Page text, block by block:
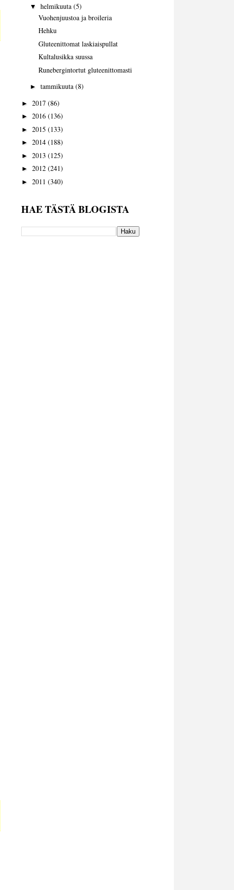
▼ helmikuuta (5)
Vuohenjuustoa ja broileria
Hehku
Gluteenittomat laskiaispullat
Kultalusikka suussa
Runebergintortut gluteenittomasti
► tammikuuta (8)
► 2017 (86)
► 2016 (136)
► 2015 (133)
► 2014 (188)
► 2013 (125)
► 2012 (241)
► 2011 (340)
HAE TÄSTÄ BLOGISTA